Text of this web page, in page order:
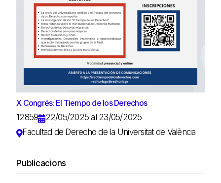
X Congrés: El Tiempo de los Derechos
12859
22/05/2025 al 23/05/2025
Facultad de Derecho de la Universitat de València
Publicacions